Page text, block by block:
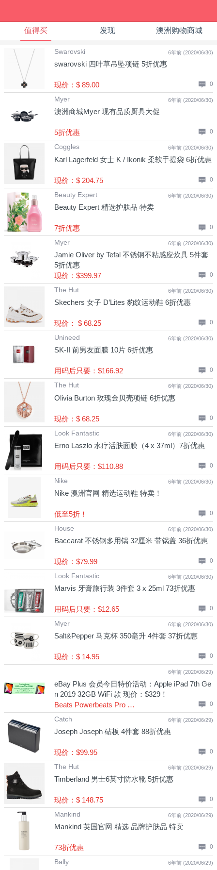
值得买 发现 澳洲购物商城
6年前 (2020/06/30)
Swarovski
swarovski 四叶草吊坠项链 5折优惠
现价：$ 89.00 0
6年前 (2020/06/30)
Myer
澳洲商城Myer 现有品质厨具大促
5折优惠 0
6年前 (2020/06/30)
Coggles
Karl Lagerfeld 女士 K / Ikonik 柔软手提袋 6折优惠
现价：$ 204.75 0
6年前 (2020/06/30)
Beauty Expert
Beauty Expert 精选护肤品 特卖
7折优惠 0
6年前 (2020/06/30)
Myer
Jamie Oliver by Tefal 不锈钢不粘感应炊具 5件套
5折优惠
现价：$399.97
0
6年前 (2020/06/30)
The Hut
Skechers 女子 D’Lites 豹纹运动鞋 6折优惠
现价： $ 68.25 0
6年前 (2020/06/30)
Unineed
SK-II 前男友面膜 10片 6折优惠
用码后只要：$166.92 0
6年前 (2020/06/30)
The Hut
Olivia Burton 玫瑰金贝壳项链 6折优惠
现价：$ 68.25 0
6年前 (2020/06/30)
Look Fantastic
Erno Laszlo 水疗活肤面膜（4 x 37ml）7折优惠
用码后只要：$110.88 0
6年前 (2020/06/30)
Nike
Nike 澳洲官网 精选运动鞋 特卖！
低至5折！ 0
6年前 (2020/06/30)
House
Baccarat 不锈钢多用锅 32厘米 带锅盖 36折优惠
现价：$79.99 0
6年前 (2020/06/30)
Look Fantastic
Marvis 牙膏旅行装 3件套 3 x 25ml 73折优惠
用码后只要：$12.65 0
6年前 (2020/06/30)
Myer
Salt&Pepper 马克杯 350毫升 4件套 37折优惠
现价：$ 14.95 0
6年前 (2020/06/29)
eBay Plus 会员今日特价活动：Apple iPad 7th Ge
n 2019 32GB WiFi 款 现价：$329！
Beats Powerbeats Pro 真无线运动耳机 现价：$199！
0
6年前 (2020/06/29)
Catch
Joseph Joseph 砧板 4件套 88折优惠
现价：$99.95 0
6年前 (2020/06/29)
The Hut
Timberland 男士6英寸防水靴 5折优惠
现价：$ 148.75 0
6年前 (2020/06/29)
Mankind
Mankind 英国官网 精选 品牌护肤品 特卖
73折优惠 0
6年前 (2020/06/29)
Bally